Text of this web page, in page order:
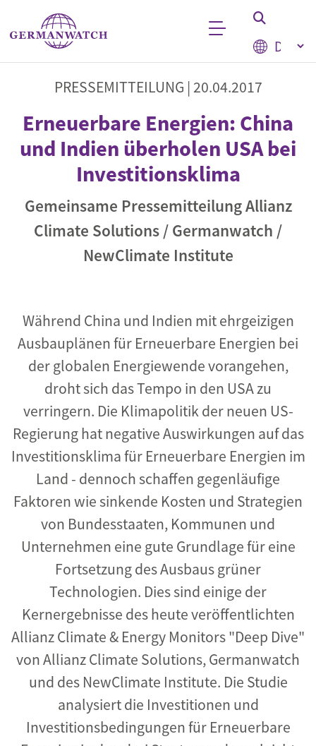
Direkt zum Inhalt
Select
Stichwortsuche
PRESSEMITTEILUNG | 20.04.2017
Erneuerbare Energien: China
und Indien überholen USA bei
Investitionsklima
Gemeinsame Pressemitteilung Allianz
Climate Solutions / Germanwatch /
NewClimate Institute
Während China und Indien mit ehrgeizigen
Ausbauplänen für Erneuerbare Energien bei
der globalen Energiewende vorangehen,
droht sich das Tempo in den USA zu
verringern. Die Klimapolitik der neuen US-
Regierung hat negative Auswirkungen auf das
Investitionsklima für Erneuerbare Energien im
Land - dennoch schaffen gegenläufige
Faktoren wie sinkende Kosten und Strategien
von Bundesstaaten, Kommunen und
Unternehmen eine gute Grundlage für eine
Fortsetzung des Ausbaus grüner
Technologien. Dies sind einige der
Kernergebnisse des heute veröffentlichten
Allianz Climate & Energy Monitors "Deep Dive"
von Allianz Climate Solutions, Germanwatch
und des NewClimate Institute. Die Studie
analysiert die Investitionen und
Investitionsbedingungen für Erneuerbare